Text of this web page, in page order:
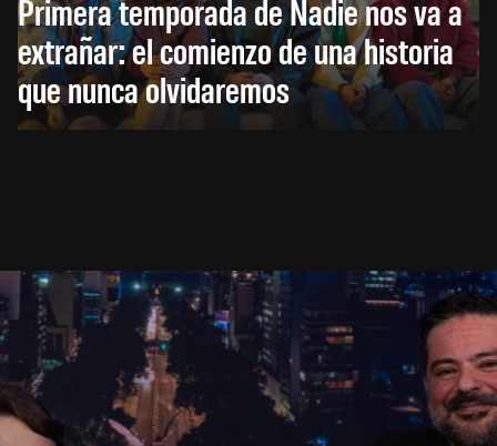
Primera temporada de Nadie nos va a
extrañar: el comienzo de una historia
que nunca olvidaremos